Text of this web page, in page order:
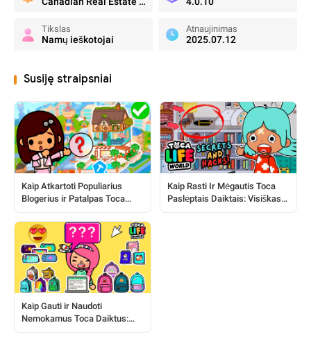
Tikslas
Namų ieškotojai
Atnaujinimas
2025.07.12
Susiję straipsniai
Kaip Atkartoti Populiarius
Blogerius ir Patalpas Toca
Kaip Rasti Ir Mėgautis Toca
Paslėptais Daiktais: Visiškas
Kaip Gauti ir Naudoti
Nemokamus Toca Daiktus: